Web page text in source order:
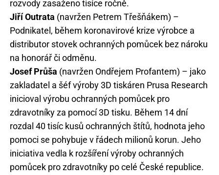
rozvody zasaženo tisíce ročně.
Jiří Outrata (navržen Petrem Třešňákem) –
Podnikatel, během koronavirové krize výrobce a
distributor stovek ochranných pomůcek bez nároku
na honorář či odměnu.
Josef Průša (navržen Ondřejem Profantem) – jako
zakladatel a šéf výroby 3D tiskáren Prusa Research
inicioval výrobu ochranných pomůcek pro
zdravotníky za pomocí 3D tisku. Během 14 dní
rozdal 40 tisíc kusů ochranných štítů, hodnota jeho
pomoci se pohybuje v řádech milionů korun. Jeho
iniciativa vedla k rozšíření výroby ochranných
pomůcek pro zdravotníky po celé České republice.